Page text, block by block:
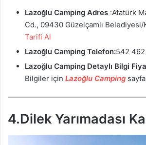
Lazoğlu Camping Adres :Atatürk
Cd., 09430 Güzelçamlı Belediyesi/
Tarifi Al
Lazoğlu Camping Telefon:542 462
Lazoğlu Camping Detaylı Bilgi
Bilgiler için Lazoğlu Camping
4.Dilek Yarımadası